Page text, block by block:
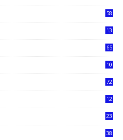
58
13
65
10
72
12
23
38